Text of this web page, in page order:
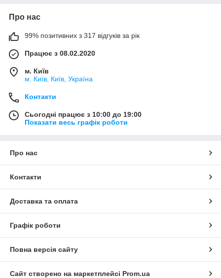
Про нас
99% позитивних з 317 відгуків за рік
Працює з 08.02.2020
м. Київ
м. Київ, Київ, Україна
Контакти
Сьогодні працює з 10:00 до 19:00
Показати весь графік роботи
Про нас
Контакти
Доставка та оплата
Графік роботи
Повна версія сайту
Сайт створено на маркетплейсі Prom.ua